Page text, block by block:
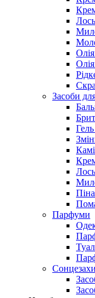
Засоби
Парфуми